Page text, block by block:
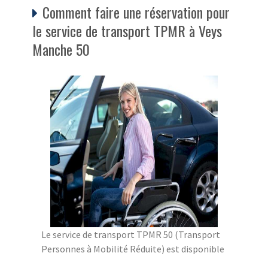
Comment faire une réservation pour
le service de transport TPMR à Veys
Manche 50
Le service de transport TPMR 50 (Transport
Personnes à Mobilité Réduite) est disponible